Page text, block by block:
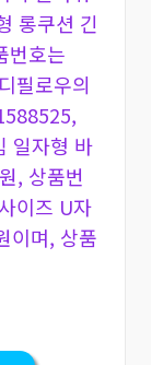
롱쿠션 긴
번호는
필로우의
일자형 바
, 상품번
이즈 U자
이며, 상품